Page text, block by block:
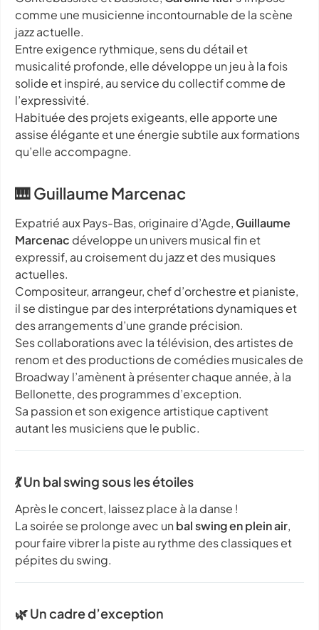
comme une musicienne incontournable de la scène
jazz actuelle.
Entre exigence rythmique, sens du détail et
musicalité profonde, elle développe un jeu à la fois
solide et inspiré, au service du collectif comme de
l’expressivité.
Habituée des projets exigeants, elle apporte une
assise élégante et une énergie subtile aux formations
qu’elle accompagne.
🎹 Guillaume Marcenac
Expatrié aux Pays-Bas, originaire d’Agde, Guillaume
Marcenac développe un univers musical fin et
expressif, au croisement du jazz et des musiques
actuelles.
Compositeur, arrangeur, chef d’orchestre et pianiste,
il se distingue par des interprétations dynamiques et
des arrangements d’une grande précision.
Ses collaborations avec la télévision, des artistes de
renom et des productions de comédies musicales de
Broadway l’amènent à présenter chaque année, à la
Bellonette, des programmes d’exception.
Sa passion et son exigence artistique captivent
autant les musiciens que le public.
💃 Un bal swing sous les étoiles
Après le concert, laissez place à la danse !
La soirée se prolonge avec un bal swing en plein air,
pour faire vibrer la piste au rythme des classiques et
pépites du swing.
🌿 Un cadre d’exception